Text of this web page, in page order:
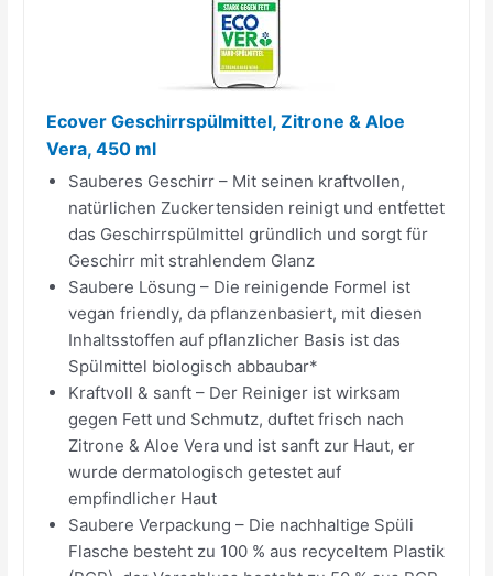
Ecover Geschirrspülmittel, Zitrone & Aloe
Vera, 450 ml
Sauberes Geschirr – Mit seinen kraftvollen,
natürlichen Zuckertensiden reinigt und entfettet
das Geschirrspülmittel gründlich und sorgt für
Geschirr mit strahlendem Glanz
Saubere Lösung – Die reinigende Formel ist
vegan friendly, da pflanzenbasiert, mit diesen
Inhaltsstoffen auf pflanzlicher Basis ist das
Spülmittel biologisch abbaubar*
Kraftvoll & sanft – Der Reiniger ist wirksam
gegen Fett und Schmutz, duftet frisch nach
Zitrone & Aloe Vera und ist sanft zur Haut, er
wurde dermatologisch getestet auf
empfindlicher Haut
Saubere Verpackung – Die nachhaltige Spüli
Flasche besteht zu 100 % aus recyceltem Plastik